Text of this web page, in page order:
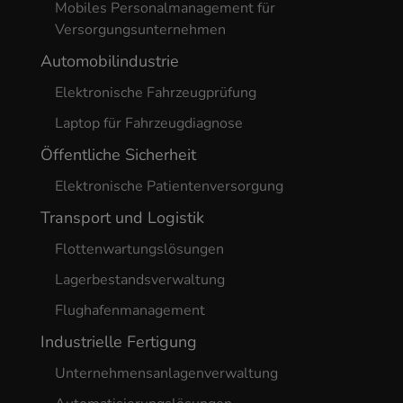
Mobiles Personalmanagement für
Versorgungsunternehmen
Automobilindustrie
Elektronische Fahrzeugprüfung
Laptop für Fahrzeugdiagnose
Öffentliche Sicherheit
Elektronische Patientenversorgung
Transport und Logistik
Flottenwartungslösungen
Lagerbestandsverwaltung
Flughafenmanagement
Industrielle Fertigung
Unternehmensanlagenverwaltung